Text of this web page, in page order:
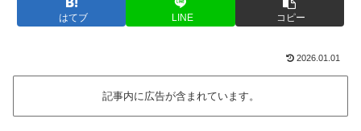
はてブ LINE コピー
2026.01.01
記事内に広告が含まれています。